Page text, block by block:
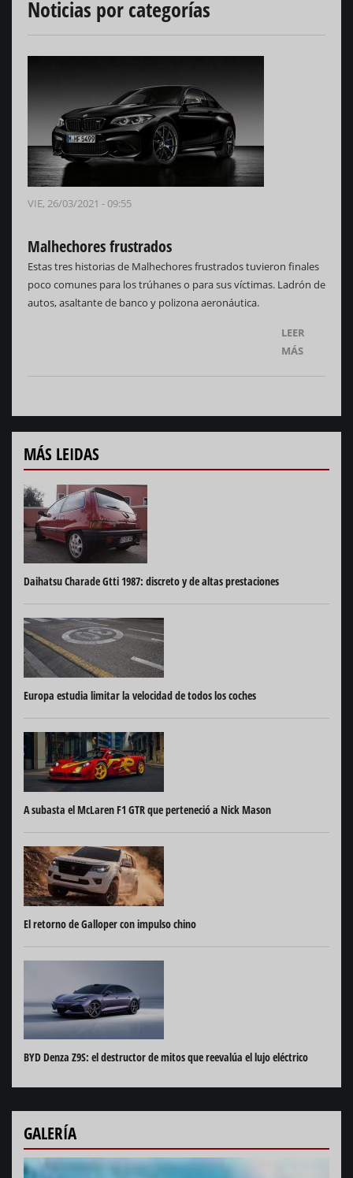
Noticias por categorías
VIE, 26/03/2021 - 09:55
Malhechores frustrados
Estas tres historias de Malhechores frustrados tuvieron finales
poco comunes para los trúhanes o para sus víctimas. Ladrón de
autos, asaltante de banco y polizona aeronáutica.
LEER
MÁS
MÁS LEIDAS
Daihatsu Charade Gtti 1987: discreto y de altas prestaciones
Europa estudia limitar la velocidad de todos los coches
A subasta el McLaren F1 GTR que perteneció a Nick Mason
El retorno de Galloper con impulso chino
BYD Denza Z9S: el destructor de mitos que reevalúa el lujo eléctrico
GALERÍA